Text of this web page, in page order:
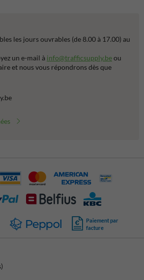
les jours ouvrables (de 8.00 à 17.00) au
un e-mail à info@trafficsupply.beou
et nous vous répondrons dès que
Paiement par
facture